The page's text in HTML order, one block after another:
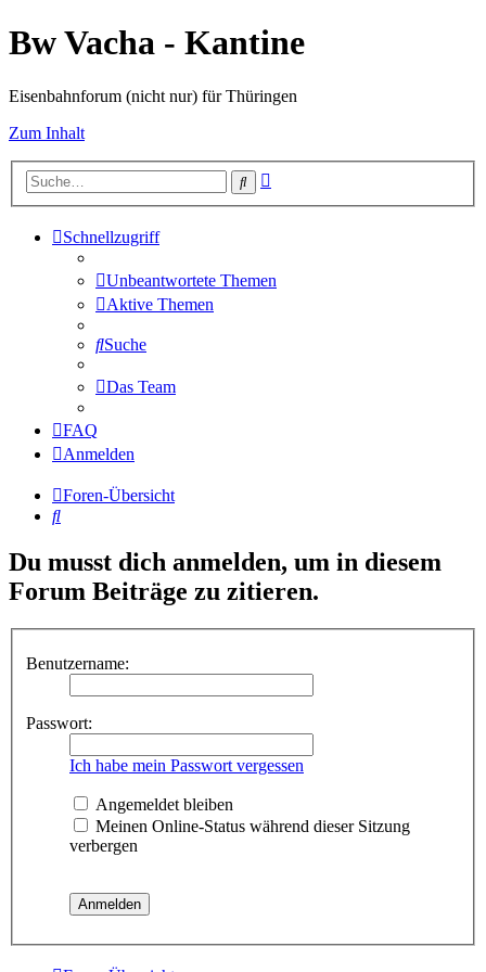
Bw Vacha - Kantine
Eisenbahnforum (nicht nur) für Thüringen
Zum Inhalt
Suche
Schnellzugriff
Unbeantwortete Themen
Aktive Themen
Suche
Das Team
FAQ
Anmelden
Foren-Übersicht
Suche
Du musst dich anmelden, um in diesem
Forum Beiträge zu zitieren.
Benutzername:
Passwort:
Ich habe mein Passwort vergessen
Angemeldet bleiben
Meinen Online-Status während dieser Sitzung
verbergen